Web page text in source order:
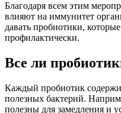
Благодаря всем этим
влияют на иммунитет
давать пробиотики,
профилактически.
Все ли
Каждый пробиотик
полезных бактерий.
полезны для замедления и